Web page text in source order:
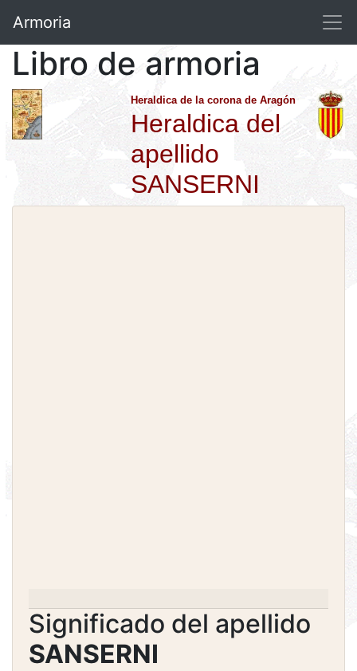
Armoria
Libro de armoria
Heraldica de la corona de Aragón
Heraldica del
apellido
SANSERNI
Significado del apellido
SANSERNI